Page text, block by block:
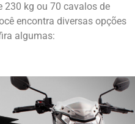
230 kg ou 70 cavalos de
encontra diversas opções
algumas: